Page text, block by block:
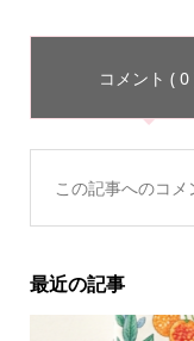
コメント ( 0
この記事へのコメ
最近の記事